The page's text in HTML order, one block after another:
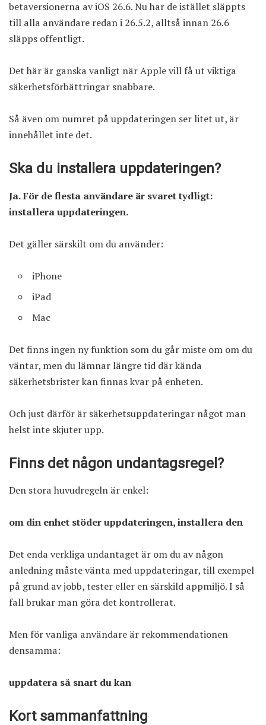
betaversionerna av iOS 26.6. Nu har de istället släppts
till alla användare redan i 26.5.2, alltså innan 26.6
släpps offentligt.
Det här är ganska vanligt när Apple vill få ut viktiga
säkerhetsförbättringar snabbare.
Så även om numret på uppdateringen ser litet ut, är
innehållet inte det.
Ska du installera uppdateringen?
Ja. För de flesta användare är svaret tydligt:
installera uppdateringen.
Det gäller särskilt om du använder:
iPhone
iPad
Mac
Det finns ingen ny funktion som du går miste om om du
väntar, men du lämnar längre tid där kända
säkerhetsbrister kan finnas kvar på enheten.
Och just därför är säkerhetsuppdateringar något man
helst inte skjuter upp.
Finns det någon undantagsregel?
Den stora huvudregeln är enkel:
om din enhet stöder uppdateringen, installera den
Det enda verkliga undantaget är om du av någon
anledning måste vänta med uppdateringar, till exempel
på grund av jobb, tester eller en särskild appmiljö. I så
fall brukar man göra det kontrollerat.
Men för vanliga användare är rekommendationen
densamma:
uppdatera så snart du kan
Kort sammanfattning